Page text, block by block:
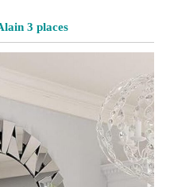
3 places